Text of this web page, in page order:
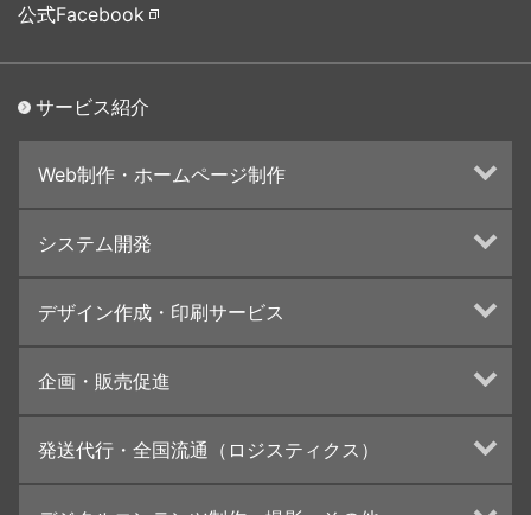
公式Facebook
サービス紹介
Web制作・ホームページ制作
ランディングページ制作
インターネット広告代行
UI・UXデザイン設計
システム開発
デザイン作成・印刷サービス
カタログデザインの制作・印刷
学校・会社案内パンフレット制作・印刷
高精細印刷（スブリマ印刷）
企画・販売促進
ブランディング戦略
発送代行・全国流通（ロジスティクス）